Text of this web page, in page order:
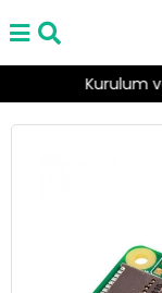
Kurulum